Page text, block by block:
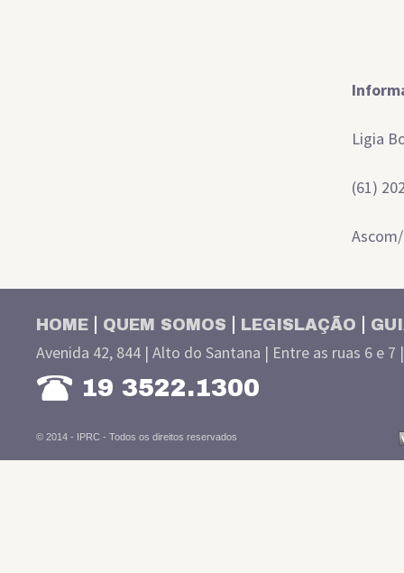
Ligia
(61)
HOME QUEM SOMOS LEGISLAÇÃO
Avenida 42, 844 | Alto do Santana | Entre as ruas 6 e 7
19 3522.1300
© 2014 - IPRC - Todos os direitos reservados